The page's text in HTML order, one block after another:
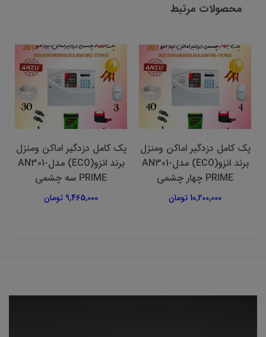
محصولات مرتبط
پک کامل دزدگیر اماکن ومنزل
برند انزو(ECO) مدلAN301-
PRIME سه چشمی
9,465,000 تومان
پک کامل دزدگیر اماکن ومنزل
برند انزو(ECO) مدلAN301-
PRIME دو چشمی
8,910,000 تومان